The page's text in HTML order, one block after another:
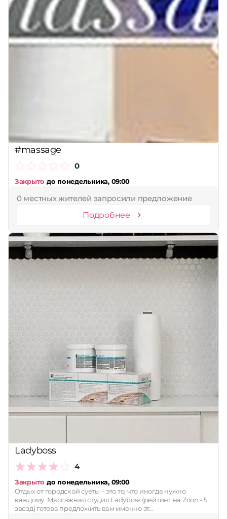
#massage
0
Закрыто до понедельника, 09:00
0 местных жителей запросили предложение
Подробнее
Ladyboss
4
Закрыто до понедельника, 09:00
Отдых от городской суеты – это то, что иногда нужно
каждому. Массажная студия Ladyboss (рейтинг на Zoon - 5
звезд) готова предложить вам именно эт…